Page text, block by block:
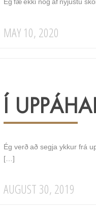
Ég fæ ekki nóg af nýjustu
MAY 10, 2020
Í
Ég verð að segja ykkur frá
[…]
AUGUST 30, 2019